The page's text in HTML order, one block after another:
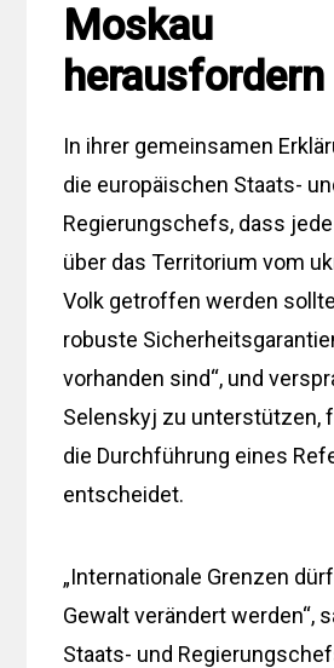
Moskau
herausfordern
In ihrer gemeinsamen
die europäischen Staats-
Regierungschefs, dass
über das Territorium vom
Volk getroffen werden
robuste
vorhanden sind“, und
Selenskyj zu unterstützen,
die Durchführung eines
entscheidet.
„Internationale Grenzen
Gewalt verändert werden“,
Staats- und